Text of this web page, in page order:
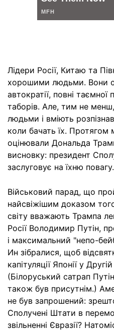
Лідери Росії, Китаю та
хорошими людьми. Вони
автократії, повні таємної
таборів. Але, тим не
людьми і вміють
коли бачать їх.
оцінювали Дональда
висновку: президент
заслуговує на їхню повагу.
Військовий парад, що
найсвіжішим доказом
світу вважають Трампа
Росії Володимир Путін,
і максимальний "непо-
Ин зібралися, щоб
капітуляції Японії у Другій
(Білоруський сатрап
також був присутнім.)
не був запрошений:
Сполучені Штати в
звільненні Євразії?